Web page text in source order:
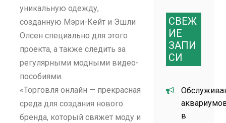
уникальную одежду,
созданную Мэри-Кейт и Эшли
Олсен специально для этого
проекта, а также следить за
регулярными модными видео-
пособиями.
«Торговля онлайн — прекрасная
среда для создания нового
бренда, который свяжет моду и
СВЕЖ
ИЕ
ЗАПИ
СИ
в